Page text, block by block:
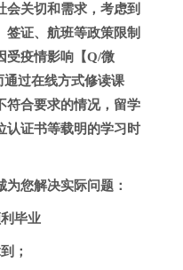
会关切和需求，考虑到
签证、航班等政策限制
受疫情影响【Q/微
通过在线方式修读课
符合要求的情况，留学
认证书等载明的学习时
您解决实际问题：
毕业
；